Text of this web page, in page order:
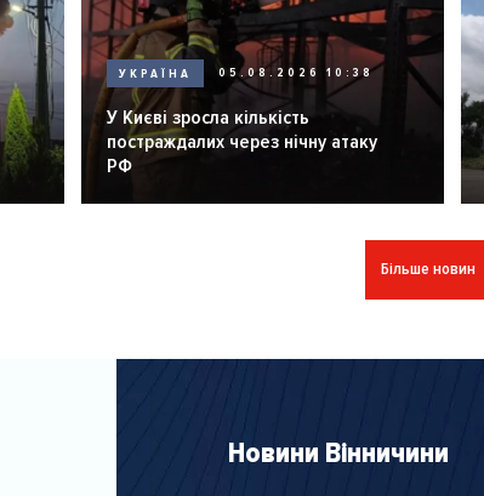
УКРАЇНА 05.08.2026 10:38
У Києві зросла кількість
постраждалих через нічну атаку
РФ
Більше новин
Новини Вінничини